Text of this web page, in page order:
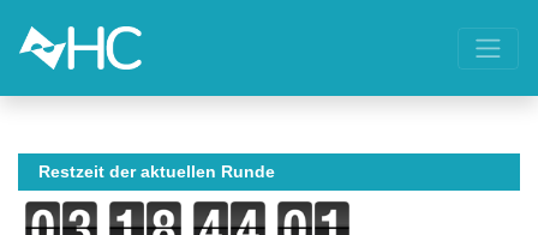
Restzeit der aktuellen Runde